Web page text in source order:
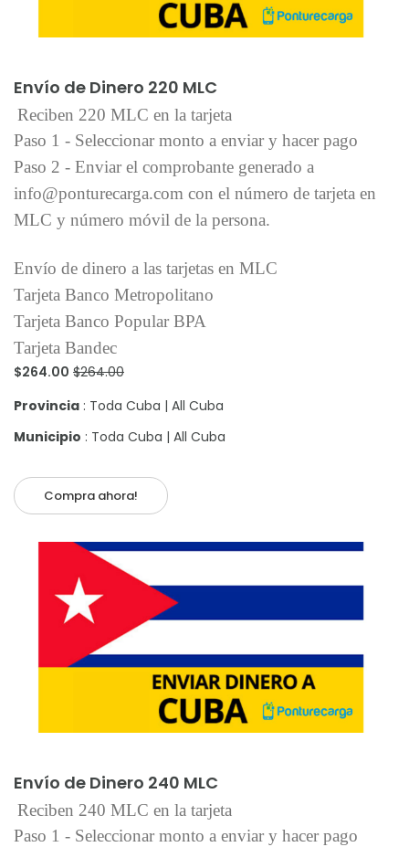
Envío de Dinero 220 MLC
Reciben 220 MLC en la tarjeta
Paso 1 - Seleccionar monto a enviar y hacer pago
Paso 2 - Enviar el comprobante generado a
info@ponturecarga.com con el número de tarjeta en
MLC y número móvil de la persona.
Envío de dinero a las tarjetas en MLC
Tarjeta Banco Metropolitano
Tarjeta Banco Popular BPA
Tarjeta Bandec
$264.00 $264.00
Provincia : Toda Cuba | All Cuba
Municipio : Toda Cuba | All Cuba
Compra ahora!
Envío de Dinero 240 MLC
Reciben 240 MLC en la tarjeta
Paso 1 - Seleccionar monto a enviar y hacer pago